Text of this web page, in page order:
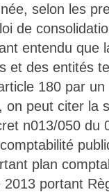
selon les
de
entendu que
et des entités
180 par
on peut citer la
n013/050 du
plan
portant